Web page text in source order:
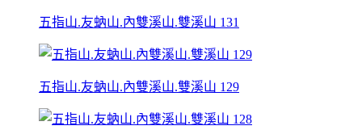
五指山.友蚋山.內雙溪山.雙溪山 131
五指山.友蚋山.內雙溪山.雙溪山 129